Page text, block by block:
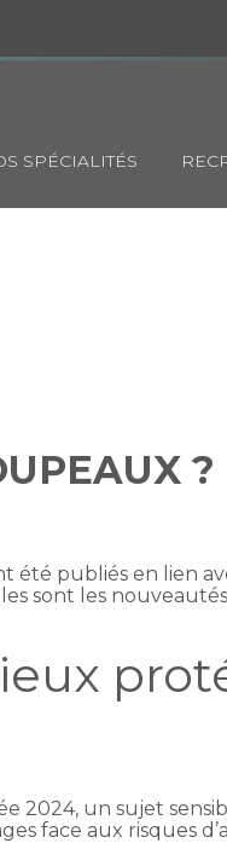
SPÉCIALITÉS
?
été publiés en lien
sont les
2024, un sujet
face aux risques